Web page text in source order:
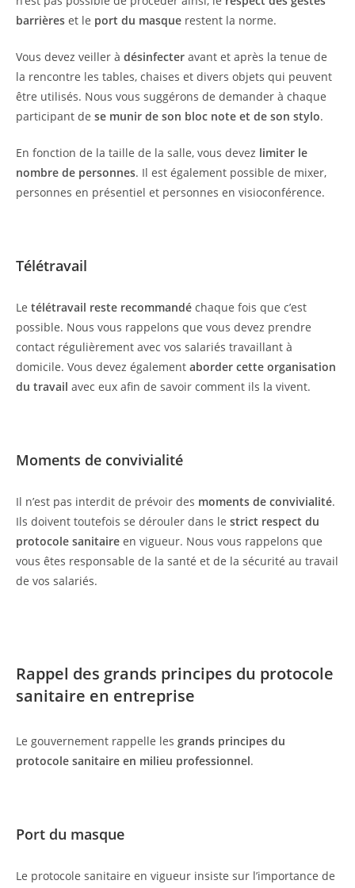
barrières et le port du masque restent la norme.
Vous devez veiller à désinfecter avant et après la tenue de
la rencontre les tables, chaises et divers objets qui peuvent
être utilisés. Nous vous suggérons de demander à chaque
participant de se munir de son bloc note et de son stylo.
En fonction de la taille de la salle, vous devez limiter le
nombre de personnes. Il est également possible de mixer,
personnes en présentiel et personnes en visioconférence.
Télétravail
Le télétravail reste recommandé chaque fois que c’est
possible. Nous vous rappelons que vous devez prendre
contact régulièrement avec vos salariés travaillant à
domicile. Vous devez également aborder cette organisation
du travail avec eux afin de savoir comment ils la vivent.
Moments de convivialité
Il n’est pas interdit de prévoir des moments de convivialité.
Ils doivent toutefois se dérouler dans le strict respect du
protocole sanitaire en vigueur. Nous vous rappelons que
vous êtes responsable de la santé et de la sécurité au travail
de vos salariés.
Rappel des grands principes du protocole
sanitaire en entreprise
Le gouvernement rappelle les grands principes du
protocole sanitaire en milieu professionnel.
Port du masque
Le protocole sanitaire en vigueur insiste sur l’importance de